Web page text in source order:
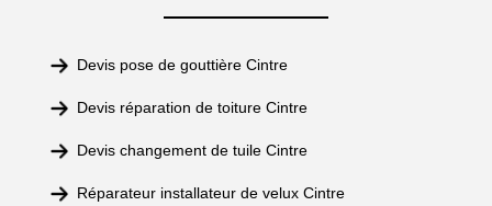
Devis pose de gouttière Cintre
Devis réparation de toiture Cintre
Devis changement de tuile Cintre
Réparateur installateur de velux Cintre